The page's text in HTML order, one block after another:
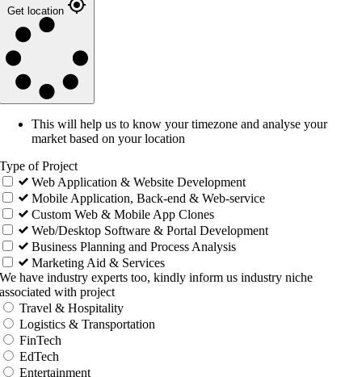
Get location
This will help us to know your timezone and analyse your
market based on your location
Type of Project
Web Application & Website Development
Mobile Application, Back-end & Web-service
Custom Web & Mobile App Clones
Web/Desktop Software & Portal Development
Business Planning and Process Analysis
Marketing Aid & Services
We have industry experts too, kindly inform us industry niche
associated with project
Travel & Hospitality
Logistics & Transportation
FinTech
EdTech
Entertainment